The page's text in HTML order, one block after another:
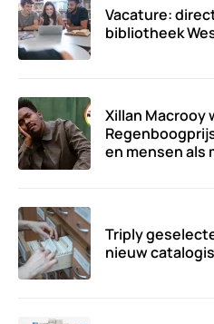
Vacature:
bibliotheek
Xillan Macrooy
en mensen als
Triply
nieuw